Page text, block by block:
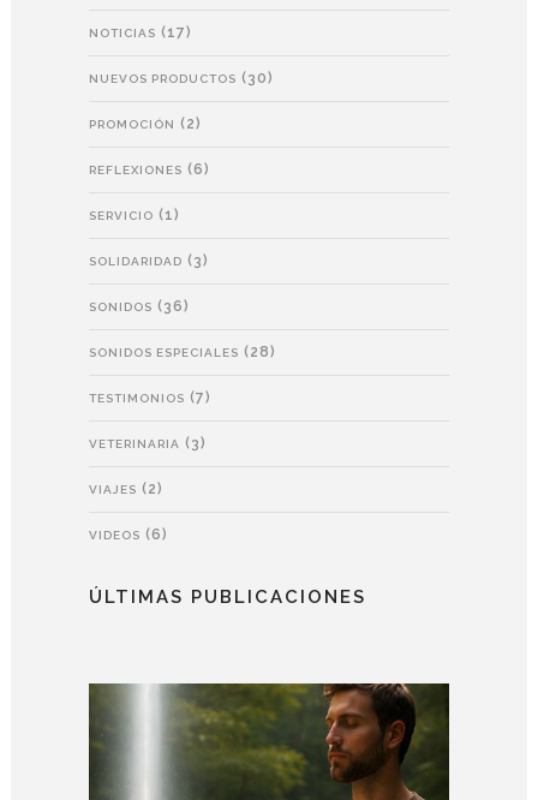
NOTICIAS (17)
NUEVOS PRODUCTOS (30)
PROMOCIÓN (2)
REFLEXIONES (6)
SERVICIO (1)
SOLIDARIDAD (3)
SONIDOS (36)
SONIDOS ESPECIALES (28)
TESTIMONIOS (7)
VETERINARIA (3)
VIAJES (2)
VIDEOS (6)
ÚLTIMAS PUBLICACIONES